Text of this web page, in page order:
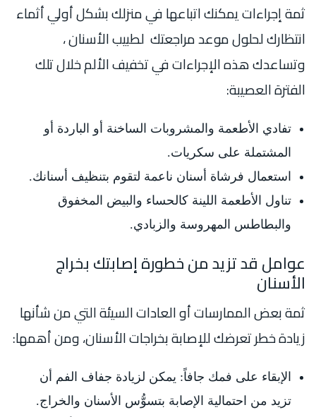
ثمة إجراءات يمكنك اتباعها في منزلك بشكل أولي أثماء
انتظارك لحلول موعد مراجعتك لطبيب الأسنان ،
وتساعدك هذه الإجراءات في تخفيف الألم خلال تلك
الفترة العصيبة:
تفادي الأطعمة والمشروبات الساخنة أو الباردة أو
المشتملة على سكريات.
استعمال فرشاة أسنان ناعمة لتقوم بتنظيف أسنانك.
تناول الأطعمة اللينة كالحساء والبيض المخفوق
والبطاطس المهروسة والزبادي.
عوامل قد تزيد من خطورة إصابتك بخراج
الأسنان
ثمة بعض الممارسات أو العادات السيئة التي من شأنها
زيادة خطر تعرضك للإصابة بخراجات الأسنان، ومن أهمها:
الإبقاء على فمك جافاً: يمكن لزيادة جفاف الفم أن
تزيد من احتمالية الإصابة بتسوُّس الأسنان والخراج.